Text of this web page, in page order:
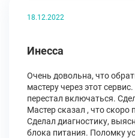
18.12.2022
Инесса
Очень довольна, что
мастеру через этот
перестал включаться.
Мастер сказал , что скоро
Сделал диагностику,
блока питания. Поломку